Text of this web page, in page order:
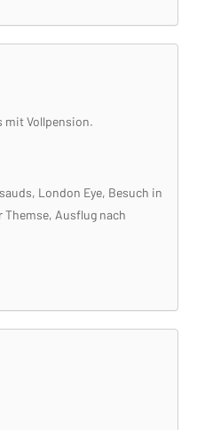
mit Vollpension.
London Eye, Besuch in
Ausflug nach